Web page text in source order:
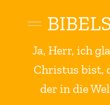
Ja, Herr, ich
Christus bist,
der in die